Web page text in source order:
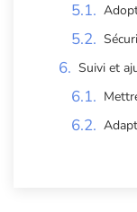
Suivi et